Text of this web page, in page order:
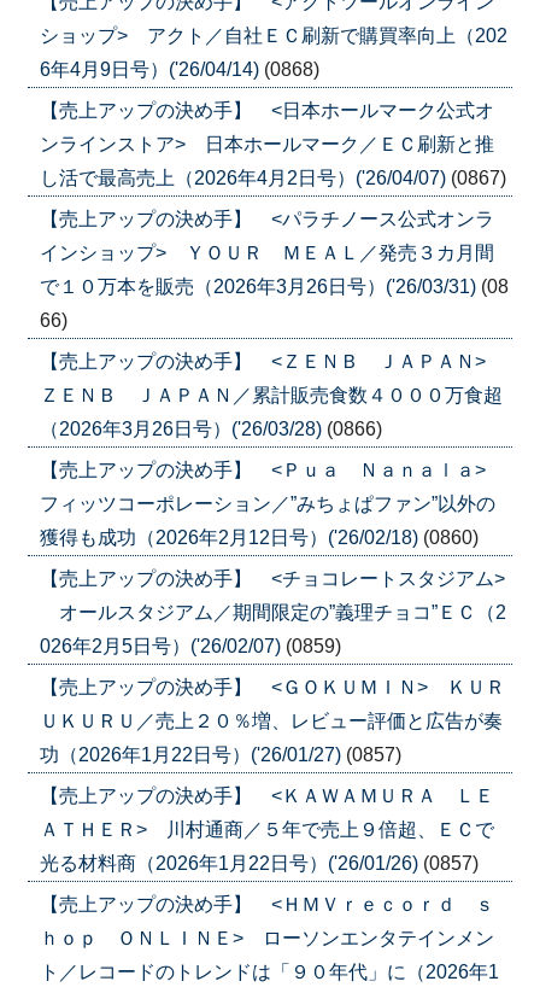
ショップ> アクト／自社ＥＣ刷新で購買率向上（202
6年4月9日号）('26/04/14) (0868)
【売上アップの決め手】 <日本ホールマーク公式オ
ンラインストア> 日本ホールマーク／ＥＣ刷新と推
し活で最高売上（2026年4月2日号）('26/04/07) (0867)
【売上アップの決め手】 <パラチノース公式オンラ
インショップ> ＹＯＵＲ ＭＥＡＬ／発売３カ月間
で１０万本を販売（2026年3月26日号）('26/03/31) (08
66)
【売上アップの決め手】 <ＺＥＮＢ ＪＡＰＡＮ>
ＺＥＮＢ ＪＡＰＡＮ／累計販売食数４０００万食超
（2026年3月26日号）('26/03/28) (0866)
【売上アップの決め手】 <Ｐｕａ Ｎａｎａｌａ>
フィッツコーポレーション／”みちょぱファン”以外の
獲得も成功（2026年2月12日号）('26/02/18) (0860)
【売上アップの決め手】 <チョコレートスタジアム>
オールスタジアム／期間限定の”義理チョコ”ＥＣ（2
026年2月5日号）('26/02/07) (0859)
【売上アップの決め手】 <ＧＯＫＵＭＩＮ> ＫＵＲ
ＵＫＵＲＵ／売上２０％増、レビュー評価と広告が奏
功（2026年1月22日号）('26/01/27) (0857)
【売上アップの決め手】 <ＫＡＷＡＭＵＲＡ ＬＥ
ＡＴＨＥＲ> 川村通商／５年で売上９倍超、ＥＣで
光る材料商（2026年1月22日号）('26/01/26) (0857)
【売上アップの決め手】 <ＨＭＶｒｅｃｏｒｄ ｓ
ｈｏｐ ＯＮＬＩＮＥ> ローソンエンタテインメン
ト／レコードのトレンドは「９０年代」に（2026年1